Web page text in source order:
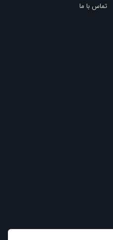
تماس با ما